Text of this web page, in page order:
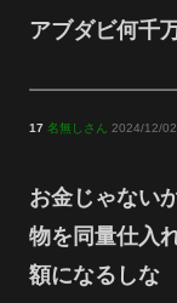
アブダビ何千
17 名無しさん 2024/12/
お金じゃない
物を同量仕入
額になるしな